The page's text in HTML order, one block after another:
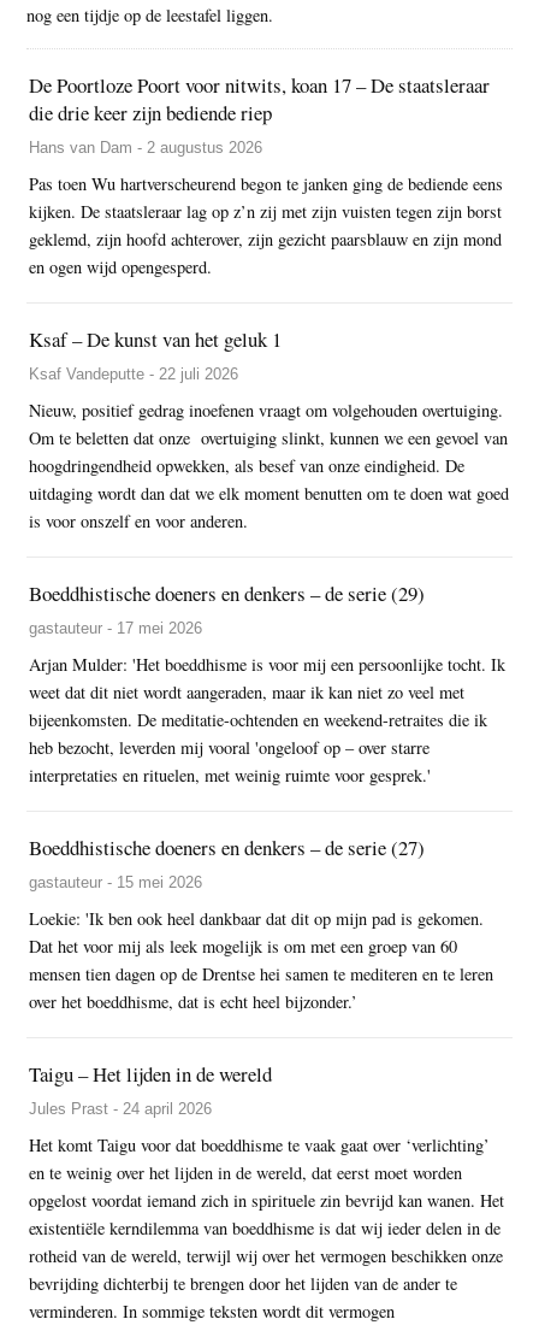
nog een tijdje op de leestafel liggen.
De Poortloze Poort voor nitwits, koan 17 – De staatsleraar
die drie keer zijn bediende riep
Hans van Dam - 2 augustus 2026
Pas toen Wu hartverscheurend begon te janken ging de bediende eens
kijken. De staatsleraar lag op z’n zij met zijn vuisten tegen zijn borst
geklemd, zijn hoofd achterover, zijn gezicht paarsblauw en zijn mond
en ogen wijd opengesperd.
Ksaf – De kunst van het geluk 1
Ksaf Vandeputte - 22 juli 2026
Nieuw, positief gedrag inoefenen vraagt om volgehouden overtuiging.
Om te beletten dat onze overtuiging slinkt, kunnen we een gevoel van
hoogdringendheid opwekken, als besef van onze eindigheid. De
uitdaging wordt dan dat we elk moment benutten om te doen wat goed
is voor onszelf en voor anderen.
Boeddhistische doeners en denkers – de serie (29)
gastauteur - 17 mei 2026
Arjan Mulder: 'Het boeddhisme is voor mij een persoonlijke tocht. Ik
weet dat dit niet wordt aangeraden, maar ik kan niet zo veel met
bijeenkomsten. De meditatie-ochtenden en weekend-retraites die ik
heb bezocht, leverden mij vooral 'ongeloof op – over starre
interpretaties en rituelen, met weinig ruimte voor gesprek.'
Boeddhistische doeners en denkers – de serie (27)
gastauteur - 15 mei 2026
Loekie: 'Ik ben ook heel dankbaar dat dit op mijn pad is gekomen.
Dat het voor mij als leek mogelijk is om met een groep van 60
mensen tien dagen op de Drentse hei samen te mediteren en te leren
over het boeddhisme, dat is echt heel bijzonder.’
Taigu – Het lijden in de wereld
Jules Prast - 24 april 2026
Het komt Taigu voor dat boeddhisme te vaak gaat over ‘verlichting’
en te weinig over het lijden in de wereld, dat eerst moet worden
opgelost voordat iemand zich in spirituele zin bevrijd kan wanen. Het
existentiële kerndilemma van boeddhisme is dat wij ieder delen in de
rotheid van de wereld, terwijl wij over het vermogen beschikken onze
bevrijding dichterbij te brengen door het lijden van de ander te
verminderen. In sommige teksten wordt dit vermogen